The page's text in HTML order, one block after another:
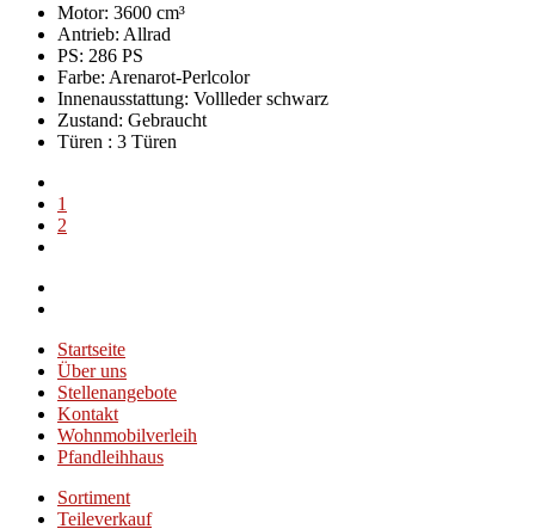
Motor: 3600 cm³
Antrieb: Allrad
PS: 286 PS
Farbe: Arenarot-Perlcolor
Innenausstattung: Vollleder schwarz
Zustand: Gebraucht
Türen : 3 Türen
1
2
Startseite
Über uns
Stellenangebote
Kontakt
Wohnmobilverleih
Pfandleihhaus
Sortiment
Teileverkauf